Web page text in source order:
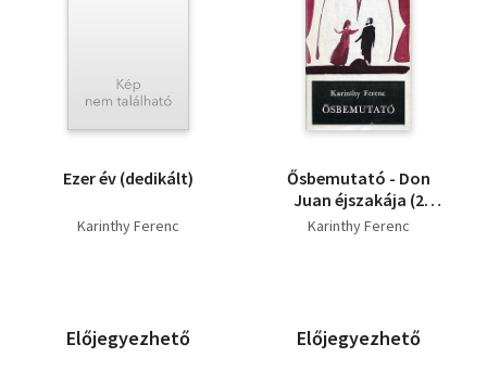
Ezer év (dedikált)
Karinthy Ferenc
Előjegyezhető
Ősbemutató - Don
Juan éjszakája (2
regény)
Karinthy Ferenc
Előjegyezhető